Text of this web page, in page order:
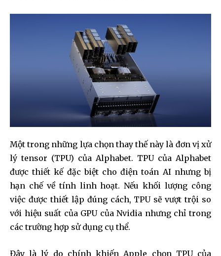
Một trong những lựa chọn thay thế này là đơn vị xử
lý tensor (TPU) của Alphabet. TPU của Alphabet
được thiết kế đặc biệt cho điện toán AI nhưng bị
hạn chế về tính linh hoạt. Nếu khối lượng công
việc được thiết lập đúng cách, TPU sẽ vượt trội so
với hiệu suất của GPU của Nvidia nhưng chỉ trong
các trường hợp sử dụng cụ thể.
Đây là lý do chính khiến Apple chọn TPU của